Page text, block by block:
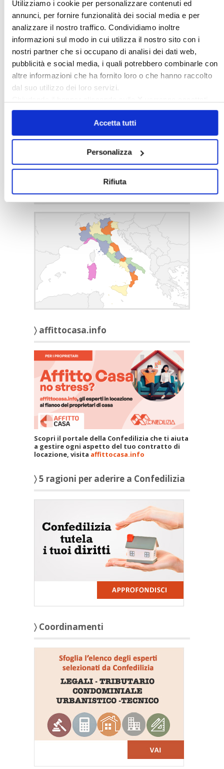
Utilizziamo i cookie per personalizzare contenuti ed
annunci, per fornire funzionalità dei social media e per
analizzare il nostro traffico. Condividiamo inoltre
informazioni sul modo in cui utilizza il nostro sito con i
nostri partner che si occupano di analisi dei dati web,
pubblicità e social media, i quali potrebbero combinarle con
altre informazioni che ha fornito loro o che hanno raccolto
dal suo utilizzo dei loro servizi.
solo i cookie necessari.
Accetta tutti
Personalizza
Rifiuta
Scarica e stampa il pdf
Scarica e stampa il pdf
Variazione Istat 2016
Scarica e stampa il pdf
〉 Tutte le sedi Confedilizia
〉 affittocasa.info
Scopri il portale della Confedilizia che ti aiuta
a gestire ogni aspetto del tuo contratto di
locazione, visita affittocasa.info
〉 5 ragioni per aderire a Confedilizia
〉 Coordinamenti